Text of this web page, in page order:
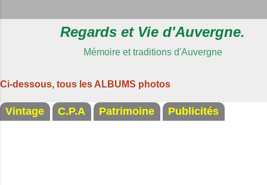
Regards et Vie d'Auvergne.
Mémoire et traditions d'Auvergne
Ci-dessous, tous les ALBUMS photos
Vintage C.P.A Patrimoine Publicités